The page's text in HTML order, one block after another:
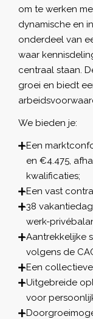
om te werken
dynamische en
onderdeel van
waar
centraal staan.
groei en biedt
We bieden je:
Een
en €4.475,
kwalificaties;
Een vast
38
werk-
Aantrekkelijke
volgens de
Een
Uitgebreide
voor